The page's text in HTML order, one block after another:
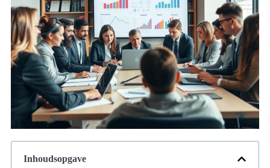
Inhoudsopgave